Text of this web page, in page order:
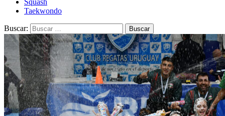
Squash
Taekwondo
Buscar: